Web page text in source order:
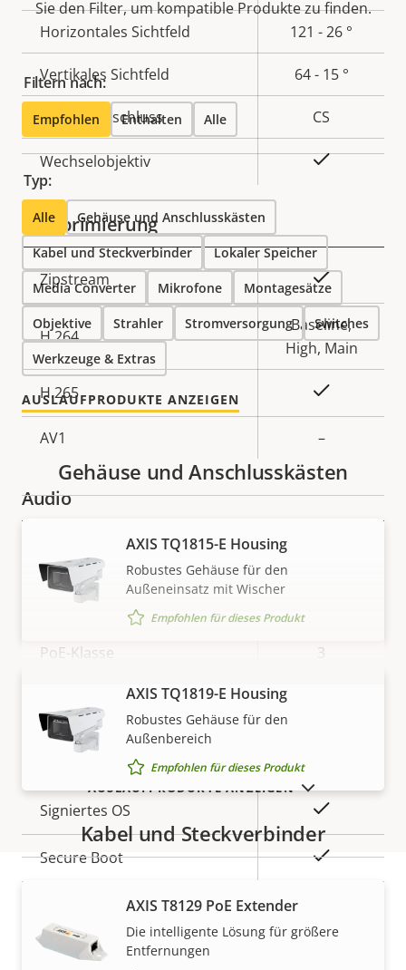
Horizontales Sichtfeld 121 - 26 °
Vertikales Sichtfeld 64 - 15 °
Objektivanschluss CS
Wechselobjektiv Ja
Komprimierung
Eigentumsbeschreibung Eigentumswert
Zipstream Ja
H.264
Baseline,
High, Main
H.265
AV1 –
Audio
Eigentumsbeschreibung Eigentumswert
Audiounterstützung
Netzwerk
Eigentumsbeschreibung Eigentumswert
PoE-Klasse 3
Security
Eigentumsbeschreibung Eigentumswert
Signiertes OS
Secure Boot Ja
Secure keystore
Secure
Element (CC
Sie den Filter, um kompatible Produkte zu finden.
Filtern nach:
Empfohlen Enthalten Alle
Typ:
Alle Gehäuse und Anschlusskästen
Kabel und Steckverbinder Lokaler Speicher
Media Converter Mikrofone Montagesätze
Objektive Strahler Stromversorgung Switches
Werkzeuge & Extras
AUSLAUFPRODUKTE ANZEIGEN
MEHR ANZEIGEN
Gehäuse und Anschlusskästen
AXIS TQ1815-E Housing
Robustes Gehäuse für den
Außeneinsatz mit Wischer
Empfohlen für dieses Produkt
AXIS TQ1819-E Housing
Robustes Gehäuse für den
Außenbereich
Empfohlen für dieses Produkt
Kabel und Steckverbinder
AXIS T8129 PoE Extender
Die intelligente Lösung für größere
Entfernungen
AUSLAUFPRODUKTE ANZEIGEN
Gewährleistung